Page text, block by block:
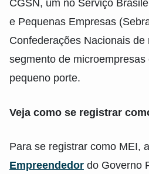
CGSN, um no Serviço
e Pequenas Empresas
Confederações Nacionais de
segmento de
pequeno porte.
Veja como se registrar
Para se registrar como MEI,
Empreendedor do Governo